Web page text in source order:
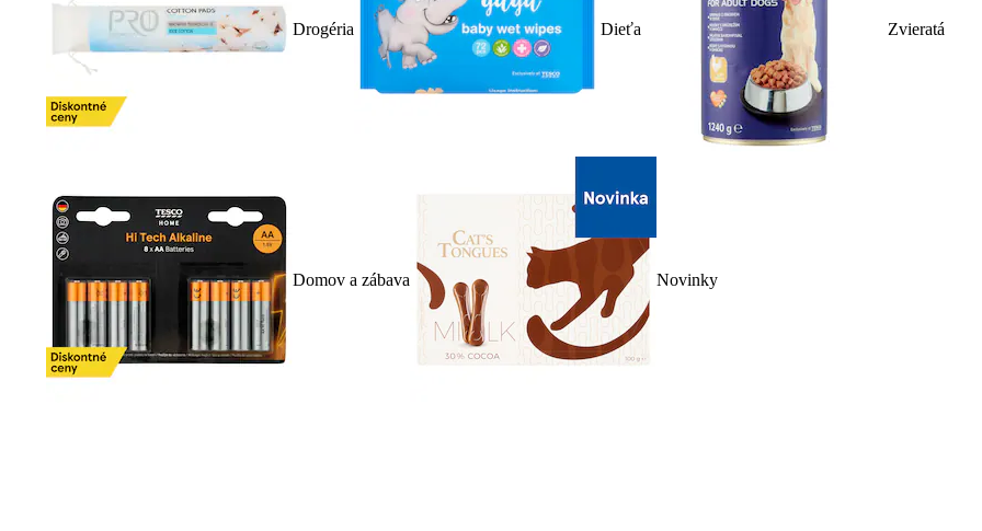
Drogéria Dieťa Zvieratá
Domov a zábava Novinky